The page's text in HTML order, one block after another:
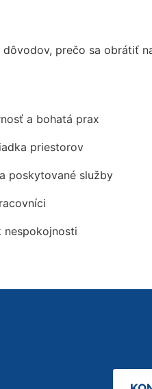
prečo sa obrátiť
a bohatá prax
priestorov
poskytované služby
nespokojnosti